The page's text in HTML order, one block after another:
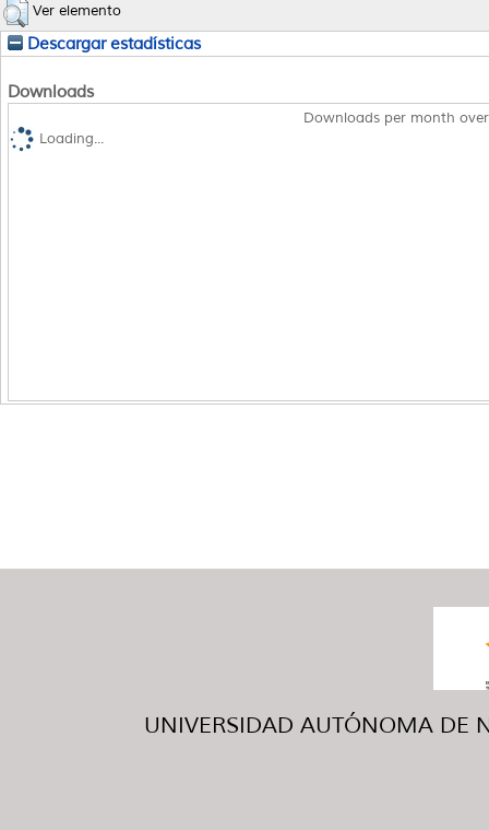
Ver elemento
Descargar estadísticas
Downloads
Downloads per month
Loading...
UNIVERSIDAD AUTÓNOMA DE